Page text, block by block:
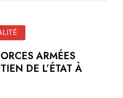
ARMÉES
DE L’ÉTAT À